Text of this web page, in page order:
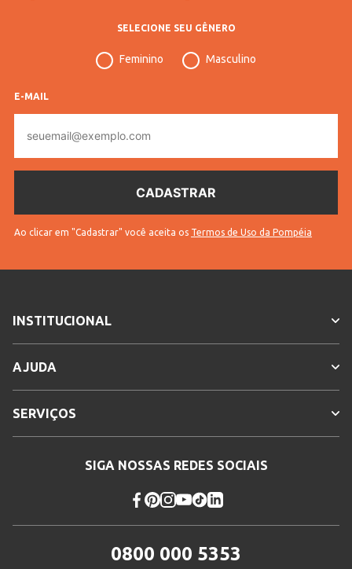
SELECIONE SEU GÊNERO
Feminino Masculino
E-MAIL
mail
Ao clicar em "Cadastrar" você aceita os Termos de Uso da Pompéia
INSTITUCIONAL
AJUDA
SERVIÇOS
SIGA NOSSAS REDES SOCIAIS
0800 000 5353